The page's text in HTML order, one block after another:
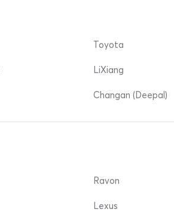
Toyota
LiXiang
Changan (Deepal)
Ravon
Lexus